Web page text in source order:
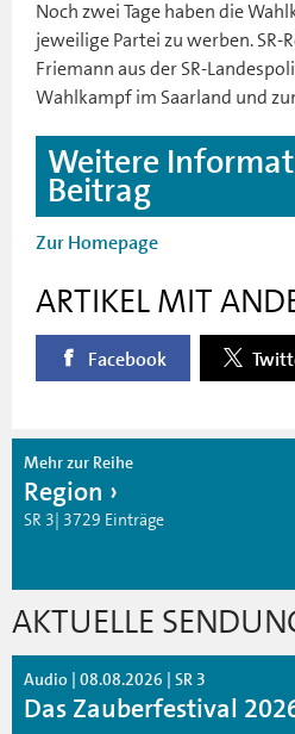
Noch zwei Tage haben die
jeweilige Partei zu werben. SR-
Friemann aus der SR-
Wahlkampf im Saarland und
Weitere
Beitrag
Zur Homepage
ARTIKEL MIT
Facebook
Mehr zur Reihe
Region
SR 3| 3729 Einträge
AKTUELLE
Audio | 08.08.2026 | SR 3
Das Zauberfestival